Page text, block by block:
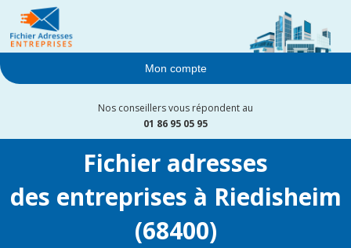
Mon compte
Nos conseillers vous répondent au
01 86 95 05 95
Fichier adresses
des entreprises à Riedisheim
(68400)